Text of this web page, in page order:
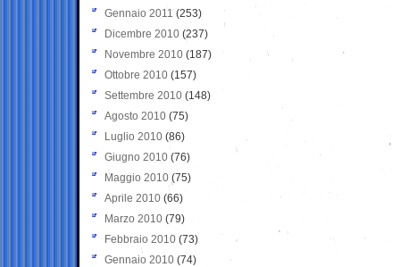
Gennaio 2011 (253)
Dicembre 2010 (237)
Novembre 2010 (187)
Ottobre 2010 (157)
Settembre 2010 (148)
Agosto 2010 (75)
Luglio 2010 (86)
Giugno 2010 (76)
Maggio 2010 (75)
Aprile 2010 (66)
Marzo 2010 (79)
Febbraio 2010 (73)
Gennaio 2010 (74)